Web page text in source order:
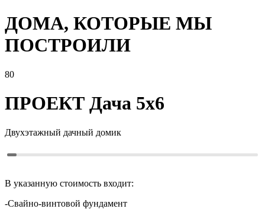
ДОМА, КОТОРЫЕ МЫ
ПОСТРОИЛИ
80
ПРОЕКТ Дача 5х6
Двухэтажный дачный домик
В указанную стоимость входит:
-Свайно-винтовой фундамент